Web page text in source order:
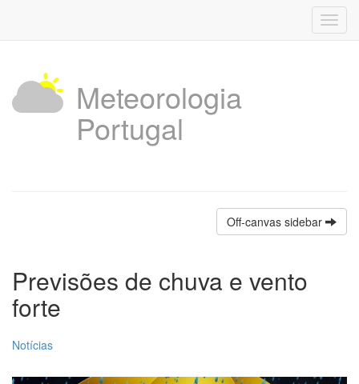
Meteorologia
Portugal
Off-canvas sidebar
Previsões de chuva e vento
forte
Notícias